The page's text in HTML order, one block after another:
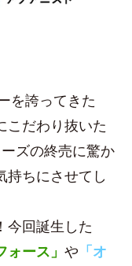
を誇ってきた
こだわり抜いた
ズの終売に驚か
持ちにさせてし
今回誕生した
ォース」 や 「オ